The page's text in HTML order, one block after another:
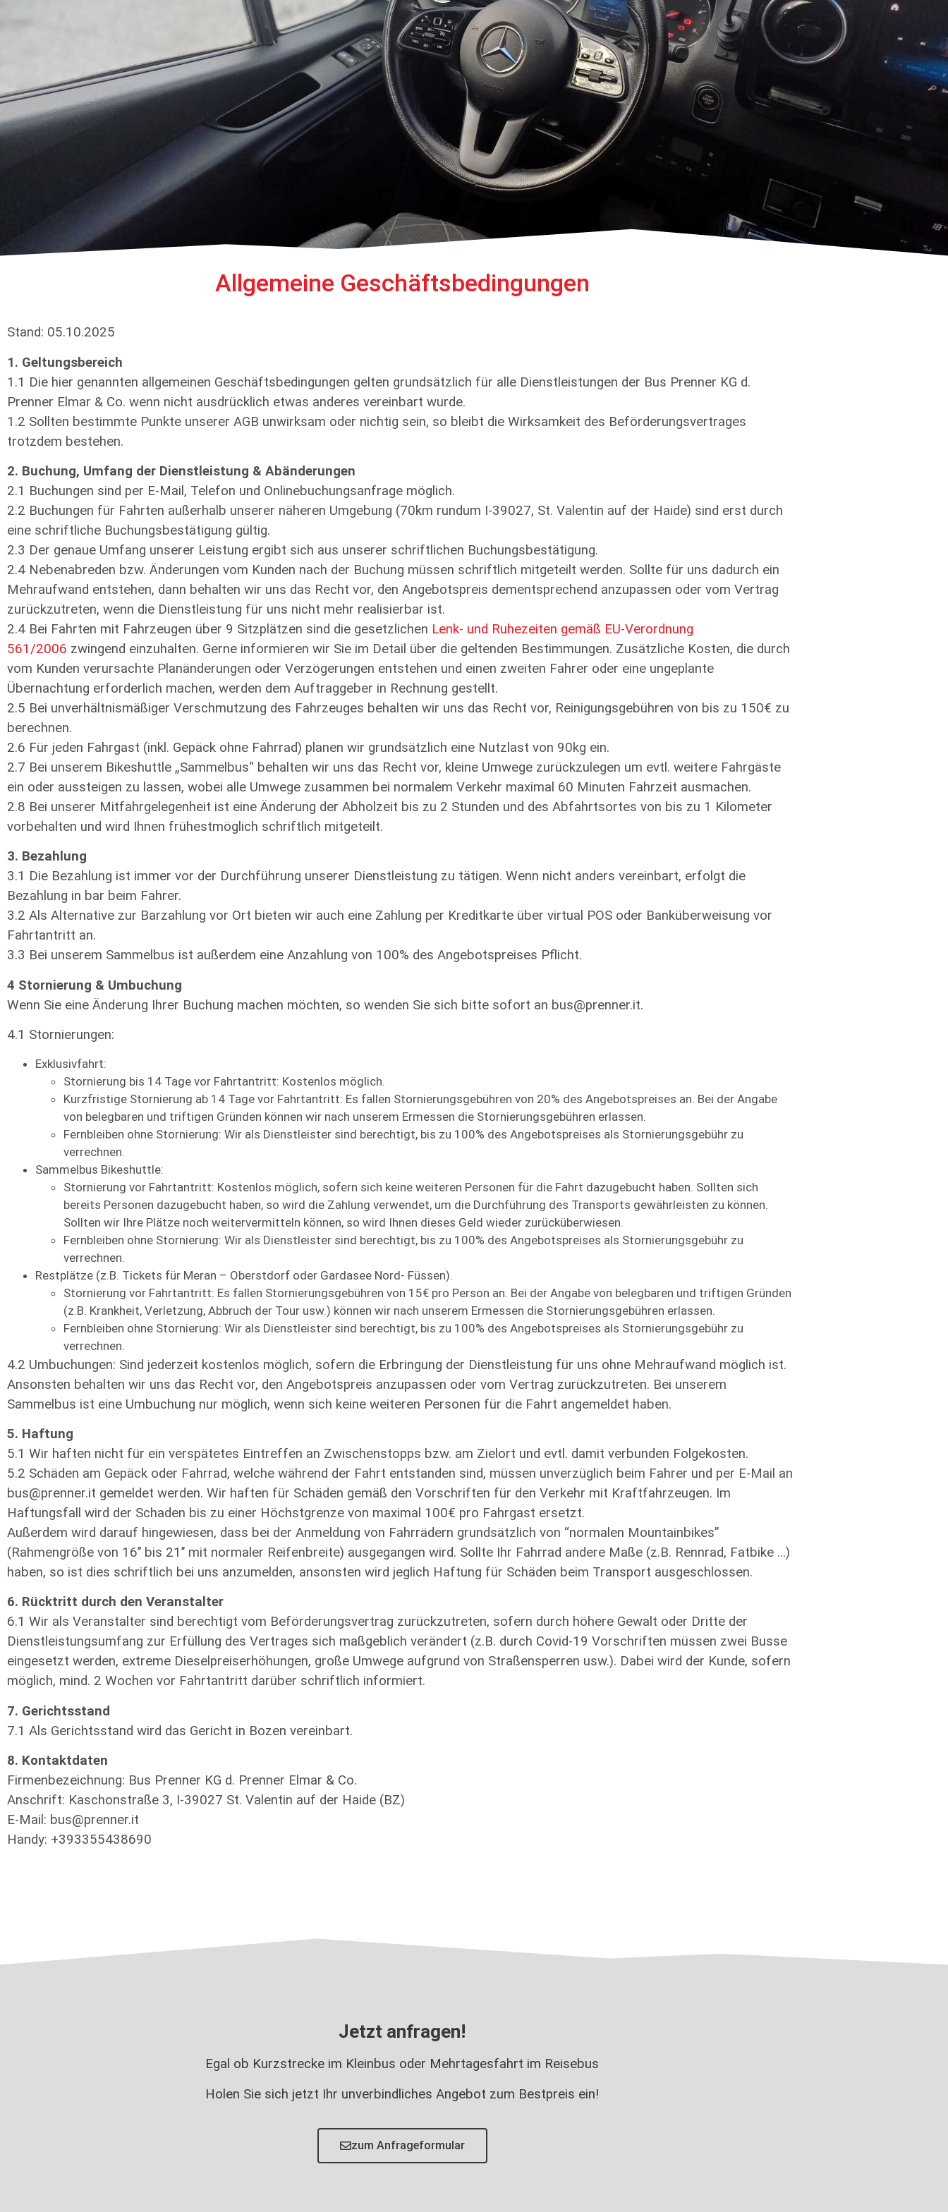
Allgemeine Geschäftsbedingungen
Stand: 05.10.2025
1. Geltungsbereich
1.1 Die hier genannten allgemeinen Geschäftsbedingungen gelten grundsätzlich für alle Dienstleistungen der Bus Prenner KG d.
Prenner Elmar & Co. wenn nicht ausdrücklich etwas anderes vereinbart wurde.
1.2 Sollten bestimmte Punkte unserer AGB unwirksam oder nichtig sein, so bleibt die Wirksamkeit des Beförderungsvertrages
trotzdem bestehen.
2. Buchung, Umfang der Dienstleistung & Abänderungen
2.1 Buchungen sind per E-Mail, Telefon und Onlinebuchungsanfrage möglich.
2.2 Buchungen für Fahrten außerhalb unserer näheren Umgebung (70km rundum I-39027, St. Valentin auf der Haide) sind erst durch
eine schriftliche Buchungsbestätigung gültig.
2.3 Der genaue Umfang unserer Leistung ergibt sich aus unserer schriftlichen Buchungsbestätigung.
2.4 Nebenabreden bzw. Änderungen vom Kunden nach der Buchung müssen schriftlich mitgeteilt werden. Sollte für uns dadurch ein
Mehraufwand entstehen, dann behalten wir uns das Recht vor, den Angebotspreis dementsprechend anzupassen oder vom Vertrag
zurückzutreten, wenn die Dienstleistung für uns nicht mehr realisierbar ist.
2.4 Bei Fahrten mit Fahrzeugen über 9 Sitzplätzen sind die gesetzlichen Lenk- und Ruhezeiten gemäß EU-Verordnung
561/2006 zwingend einzuhalten. Gerne informieren wir Sie im Detail über die geltenden Bestimmungen. Zusätzliche Kosten, die durch
vom Kunden verursachte Planänderungen oder Verzögerungen entstehen und einen zweiten Fahrer oder eine ungeplante
Übernachtung erforderlich machen, werden dem Auftraggeber in Rechnung gestellt.
2.5 Bei unverhältnismäßiger Verschmutzung des Fahrzeuges behalten wir uns das Recht vor, Reinigungsgebühren von bis zu 150€ zu
berechnen.
2.6 Für jeden Fahrgast (inkl. Gepäck ohne Fahrrad) planen wir grundsätzlich eine Nutzlast von 90kg ein.
2.7 Bei unserem Bikeshuttle „Sammelbus“ behalten wir uns das Recht vor, kleine Umwege zurückzulegen um evtl. weitere Fahrgäste
ein oder aussteigen zu lassen, wobei alle Umwege zusammen bei normalem Verkehr maximal 60 Minuten Fahrzeit ausmachen.
2.8 Bei unserer Mitfahrgelegenheit ist eine Änderung der Abholzeit bis zu 2 Stunden und des Abfahrtsortes von bis zu 1 Kilometer
vorbehalten und wird Ihnen frühestmöglich schriftlich mitgeteilt.
3. Bezahlung
3.1 Die Bezahlung ist immer vor der Durchführung unserer Dienstleistung zu tätigen. Wenn nicht anders vereinbart, erfolgt die
Bezahlung in bar beim Fahrer.
3.2 Als Alternative zur Barzahlung vor Ort bieten wir auch eine Zahlung per Kreditkarte über virtual POS oder Banküberweisung vor
Fahrtantritt an.
3.3 Bei unserem Sammelbus ist außerdem eine Anzahlung von 100% des Angebotspreises Pflicht.
4 Stornierung & Umbuchung
Wenn Sie eine Änderung Ihrer Buchung machen möchten, so wenden Sie sich bitte sofort an bus@prenner.it.
4.1 Stornierungen:
Exklusivfahrt:
Stornierung bis 14 Tage vor Fahrtantritt: Kostenlos möglich.
Kurzfristige Stornierung ab 14 Tage vor Fahrtantritt: Es fallen Stornierungsgebühren von 20% des Angebotspreises an. Bei der Angabe
von belegbaren und triftigen Gründen können wir nach unserem Ermessen die Stornierungsgebühren erlassen.
Fernbleiben ohne Stornierung: Wir als Dienstleister sind berechtigt, bis zu 100% des Angebotspreises als Stornierungsgebühr zu
verrechnen.
Sammelbus Bikeshuttle:
Stornierung vor Fahrtantritt: Kostenlos möglich, sofern sich keine weiteren Personen für die Fahrt dazugebucht haben. Sollten sich
bereits Personen dazugebucht haben, so wird die Zahlung verwendet, um die Durchführung des Transports gewährleisten zu können.
Sollten wir Ihre Plätze noch weitervermitteln können, so wird Ihnen dieses Geld wieder zurücküberwiesen.
Fernbleiben ohne Stornierung: Wir als Dienstleister sind berechtigt, bis zu 100% des Angebotspreises als Stornierungsgebühr zu
verrechnen.
Restplätze (z.B. Tickets für Meran – Oberstdorf oder Gardasee Nord- Füssen).
Stornierung vor Fahrtantritt: Es fallen Stornierungsgebühren von 15€ pro Person an. Bei der Angabe von belegbaren und triftigen Gründen
(z.B. Krankheit, Verletzung, Abbruch der Tour usw.) können wir nach unserem Ermessen die Stornierungsgebühren erlassen.
Fernbleiben ohne Stornierung: Wir als Dienstleister sind berechtigt, bis zu 100% des Angebotspreises als Stornierungsgebühr zu
verrechnen.
4.2 Umbuchungen: Sind jederzeit kostenlos möglich, sofern die Erbringung der Dienstleistung für uns ohne Mehraufwand möglich ist.
Ansonsten behalten wir uns das Recht vor, den Angebotspreis anzupassen oder vom Vertrag zurückzutreten. Bei unserem
Sammelbus ist eine Umbuchung nur möglich, wenn sich keine weiteren Personen für die Fahrt angemeldet haben.
5. Haftung
5.1 Wir haften nicht für ein verspätetes Eintreffen an Zwischenstopps bzw. am Zielort und evtl. damit verbunden Folgekosten.
5.2 Schäden am Gepäck oder Fahrrad, welche während der Fahrt entstanden sind, müssen unverzüglich beim Fahrer und per E-Mail an
bus@prenner.it gemeldet werden. Wir haften für Schäden gemäß den Vorschriften für den Verkehr mit Kraftfahrzeugen. Im
Haftungsfall wird der Schaden bis zu einer Höchstgrenze von maximal 100€ pro Fahrgast ersetzt.
Außerdem wird darauf hingewiesen, dass bei der Anmeldung von Fahrrädern grundsätzlich von “normalen Mountainbikes”
(Rahmengröße von 16’’ bis 21’’ mit normaler Reifenbreite) ausgegangen wird. Sollte Ihr Fahrrad andere Maße (z.B. Rennrad, Fatbike …)
haben, so ist dies schriftlich bei uns anzumelden, ansonsten wird jeglich Haftung für Schäden beim Transport ausgeschlossen.
6. Rücktritt durch den Veranstalter
6.1 Wir als Veranstalter sind berechtigt vom Beförderungsvertrag zurückzutreten, sofern durch höhere Gewalt oder Dritte der
Dienstleistungsumfang zur Erfüllung des Vertrages sich maßgeblich verändert (z.B. durch Covid-19 Vorschriften müssen zwei Busse
eingesetzt werden, extreme Dieselpreiserhöhungen, große Umwege aufgrund von Straßensperren usw.). Dabei wird der Kunde, sofern
möglich, mind. 2 Wochen vor Fahrtantritt darüber schriftlich informiert.
7. Gerichtsstand
7.1 Als Gerichtsstand wird das Gericht in Bozen vereinbart.
8. Kontaktdaten
Firmenbezeichnung: Bus Prenner KG d. Prenner Elmar & Co.
Anschrift: Kaschonstraße 3, I-39027 St. Valentin auf der Haide (BZ)
E-Mail: bus@prenner.it
Handy: +393355438690
Jetzt anfragen!
Egal ob Kurzstrecke im Kleinbus oder Mehrtagesfahrt im Reisebus
Holen Sie sich jetzt Ihr unverbindliches Angebot zum Bestpreis ein!
zum Anfrageformular